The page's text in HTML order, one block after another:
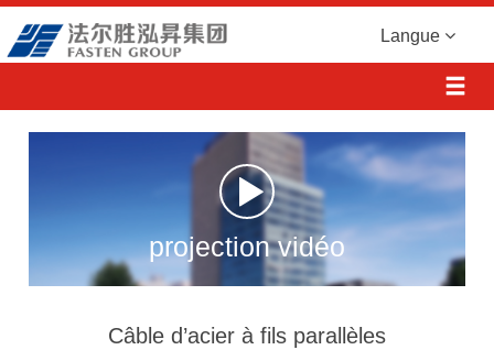
Langue
projection vidéo
Câble d’acier à fils parallèles